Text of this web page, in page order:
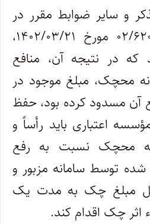
و سایر ضوابط مقرر در
بخشنامه شماره ۶۲۰۷۸‏‏/۰۲ مورخ ۲۱‏‏/۰۳‏‏/۱۴۰۲،
که در نتیجه آن، منافع
محچک، مبلغ موجود در
آن مسدود کرده بود، حفظ
اعتباری باید رأساً و
محچک نسبت به رفع
توسط سامانه مزبور و
مبلغ چک به مدت یک
چک اقدام کند.